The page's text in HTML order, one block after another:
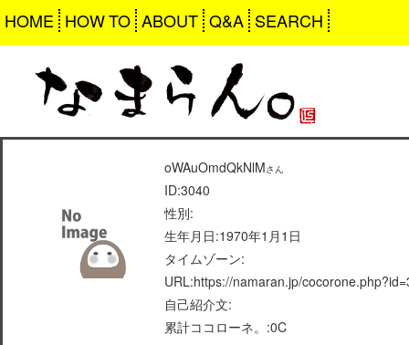
HOME HOW TO ABOUT Q&A SEARCH
oWAuOmdQkNlMさん
ID:3040
性別:
生年月日:1970年1月1日
タイムゾーン:
URL:https://namaran.jp/
自己紹介文:
累計ココローネ。:0C